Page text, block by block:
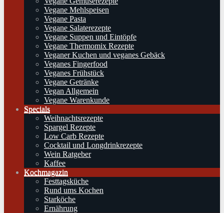
Vegane Mehlspeisen
Vegane Pasta
Vegane Salaterezepte
Vegane Suppen und Eintöpfe
Vegane Thermomix Rezepte
Veganer Kuchen und veganes Gebäck
Veganes Fingerfood
Veganes Frühstück
Vegane Getränke
Vegan Allgemein
Vegane Warenkunde
Specials
Weihnachtsrezepte
Spargel Rezepte
Low Carb Rezepte
Cocktail und Longdrinkrezepte
Wein Ratgeber
Kaffee
Kochmagazin
Festtagsküche
Rund ums Kochen
Starköche
Ernährung